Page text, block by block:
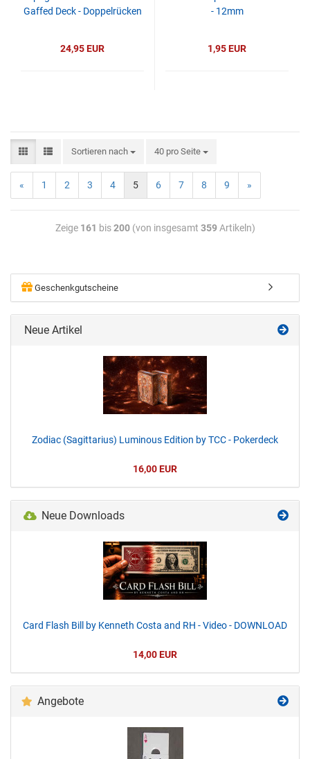
Gaffed Deck - Doppelrücken
24,95 EUR
- 12mm
1,95 EUR
Sortieren nach 40 pro Seite
« 1 2 3 4 5 6 7 8 9 »
Zeige 161 bis200(von insgesamt 359Artikeln)
Geschenkgutscheine
Neue Artikel
Zodiac (Sagittarius) Luminous Edition by TCC - Pokerdeck
16,00 EUR
Neue Downloads
Card Flash Bill by Kenneth Costa and RH - Video - DOWNLOAD
14,00 EUR
Angebote